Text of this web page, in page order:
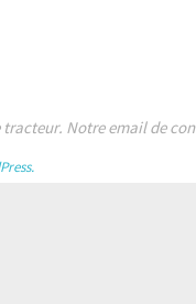
Notre email de